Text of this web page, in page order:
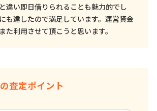
違い即日借りられることも魅力的でし
も達したので満足しています。運営資金
た利用させて頂こうと思います。
査定ポイント